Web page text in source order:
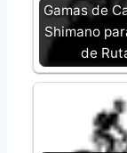
Gamas de
Shimano
de